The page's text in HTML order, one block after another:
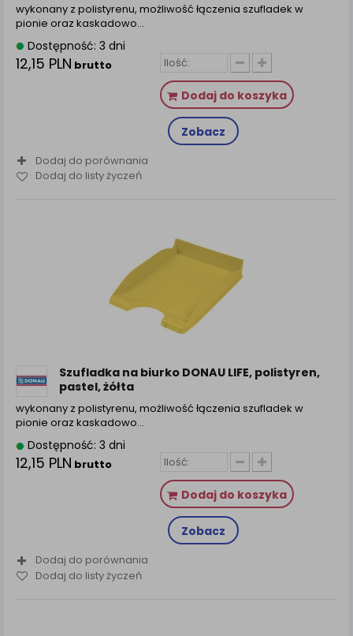
wykonany z polistyrenu, możliwość łączenia szufladek w
pionie oraz kaskadowo…
Dostępność: 3 dni
12,15 PLN brutto
Dodaj do koszyka
Zobacz
Dodaj do porównania
Dodaj do listy życzeń
Szufladka na biurko DONAU LIFE, polistyren,
pastel, żółta
wykonany z polistyrenu, możliwość łączenia szufladek w
pionie oraz kaskadowo…
Dostępność: 3 dni
12,15 PLN brutto
Dodaj do koszyka
Zobacz
Dodaj do porównania
Dodaj do listy życzeń